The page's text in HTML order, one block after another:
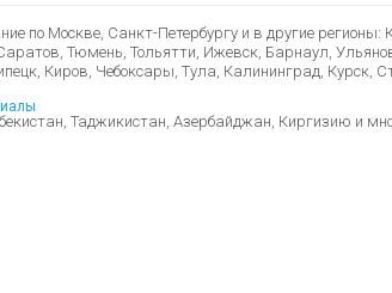
по Москве, Санкт-Петербургу и в другие
Тюмень, Тольятти, Ижевск, Барнаул,
Киров, Чебоксары, Тула, Калининград, Курск,
Таджикистан, Азербайджан, Киргизию и